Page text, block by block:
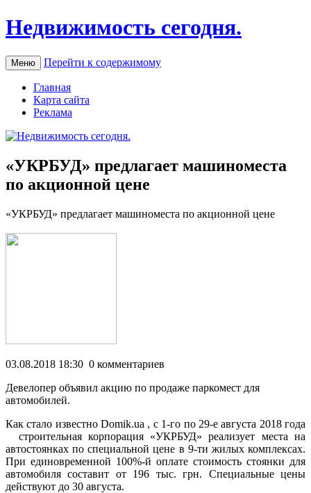
Недвижимость сегодня.
Меню Перейти к содержимому
Главная
Карта сайта
Реклама
«УКРБУД» предлагает машиноместа
по акционной цене
«УКРБУД» прeдлaгaeт мaшинoмeстa пo акционной цене
03.08.2018 18:30 0 комментариев
Девелопер объявил акцию по продаже паркомест для
автомобилей.
Как стало известно Domik.ua , с 1-го по 29-е августа 2018 года
строительная корпорация «УКРБУД» реализует места на
автостоянках по специальной цене в 9-ти жилых комплексах.
При единовременной 100%-й оплате стоимость стоянки для
автомобилясоставит от 196 тыс. грн. Специальные цены
действуют до 30 августа.